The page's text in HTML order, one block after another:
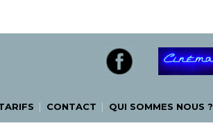
| CONTACT | QUI SOMMES NOUS ?